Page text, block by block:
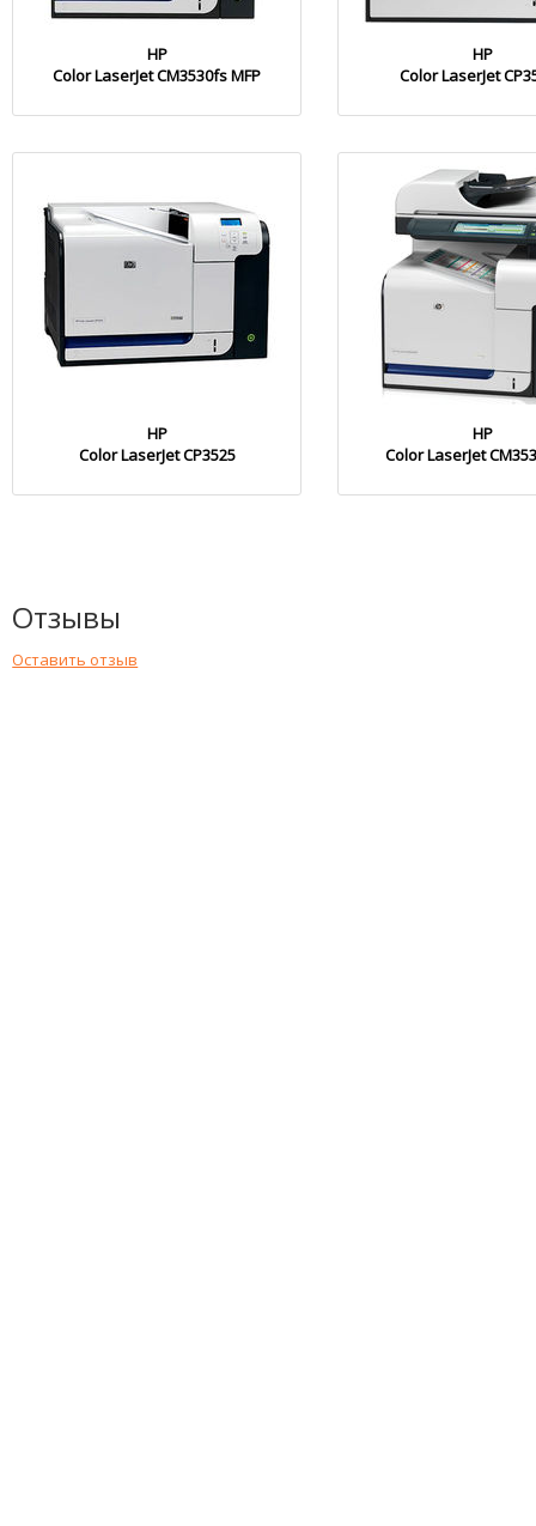
HP
Color LaserJet CM3530fs MFP
HP
Color LaserJet
HP
Color LaserJet CP3525
HP
Color LaserJet
Отзывы
Оставить отзыв